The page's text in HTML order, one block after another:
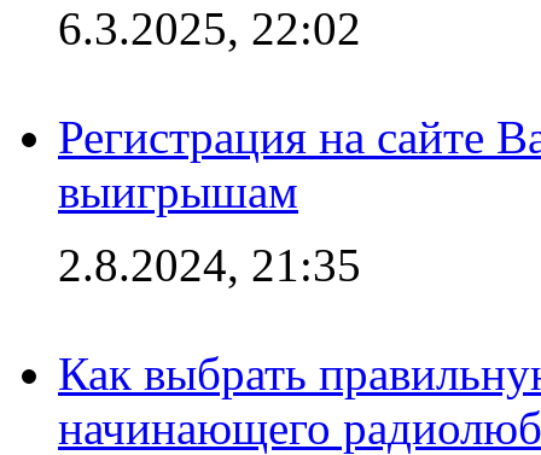
6.3.2025, 22:02
Регистрация на сайте
выигрышам
2.8.2024, 21:35
Как выбрать
начинающего